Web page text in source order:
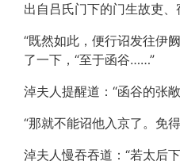
出自吕氏门下的门生故吏
“既然如此，便行诏发往伊
了一下，“至于函谷……”
淖夫人提醒道：“函谷的张
“那就不能诏他入京了。免
淖夫人慢吞吞道：“若太后